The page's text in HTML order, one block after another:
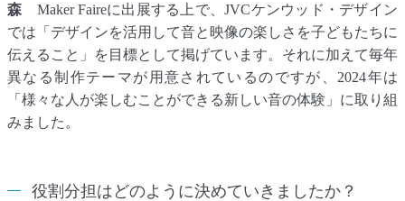
森 Maker Faireに出展する上で、JVCケンウッド・デザイン
では「デザインを活用して音と映像の楽しさを子どもたちに
伝えること」を目標として掲げています。それに加えて毎年
異なる制作テーマが用意されているのですが、2024年は
「様々な人が楽しむことができる新しい音の体験」に取り組
みました。
役割分担はどのように決めていきましたか？